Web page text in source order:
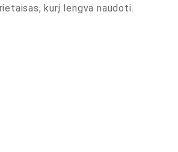
kurį lengva naudoti.